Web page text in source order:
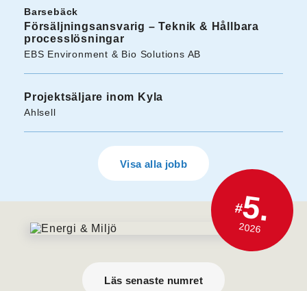
Barsebäck
Försäljningsansvarig – Teknik & Hållbara
processlösningar
EBS Environment & Bio Solutions AB
Projektsäljare inom Kyla
Ahlsell
Visa alla jobb
#5.
2026
Läs senaste numret